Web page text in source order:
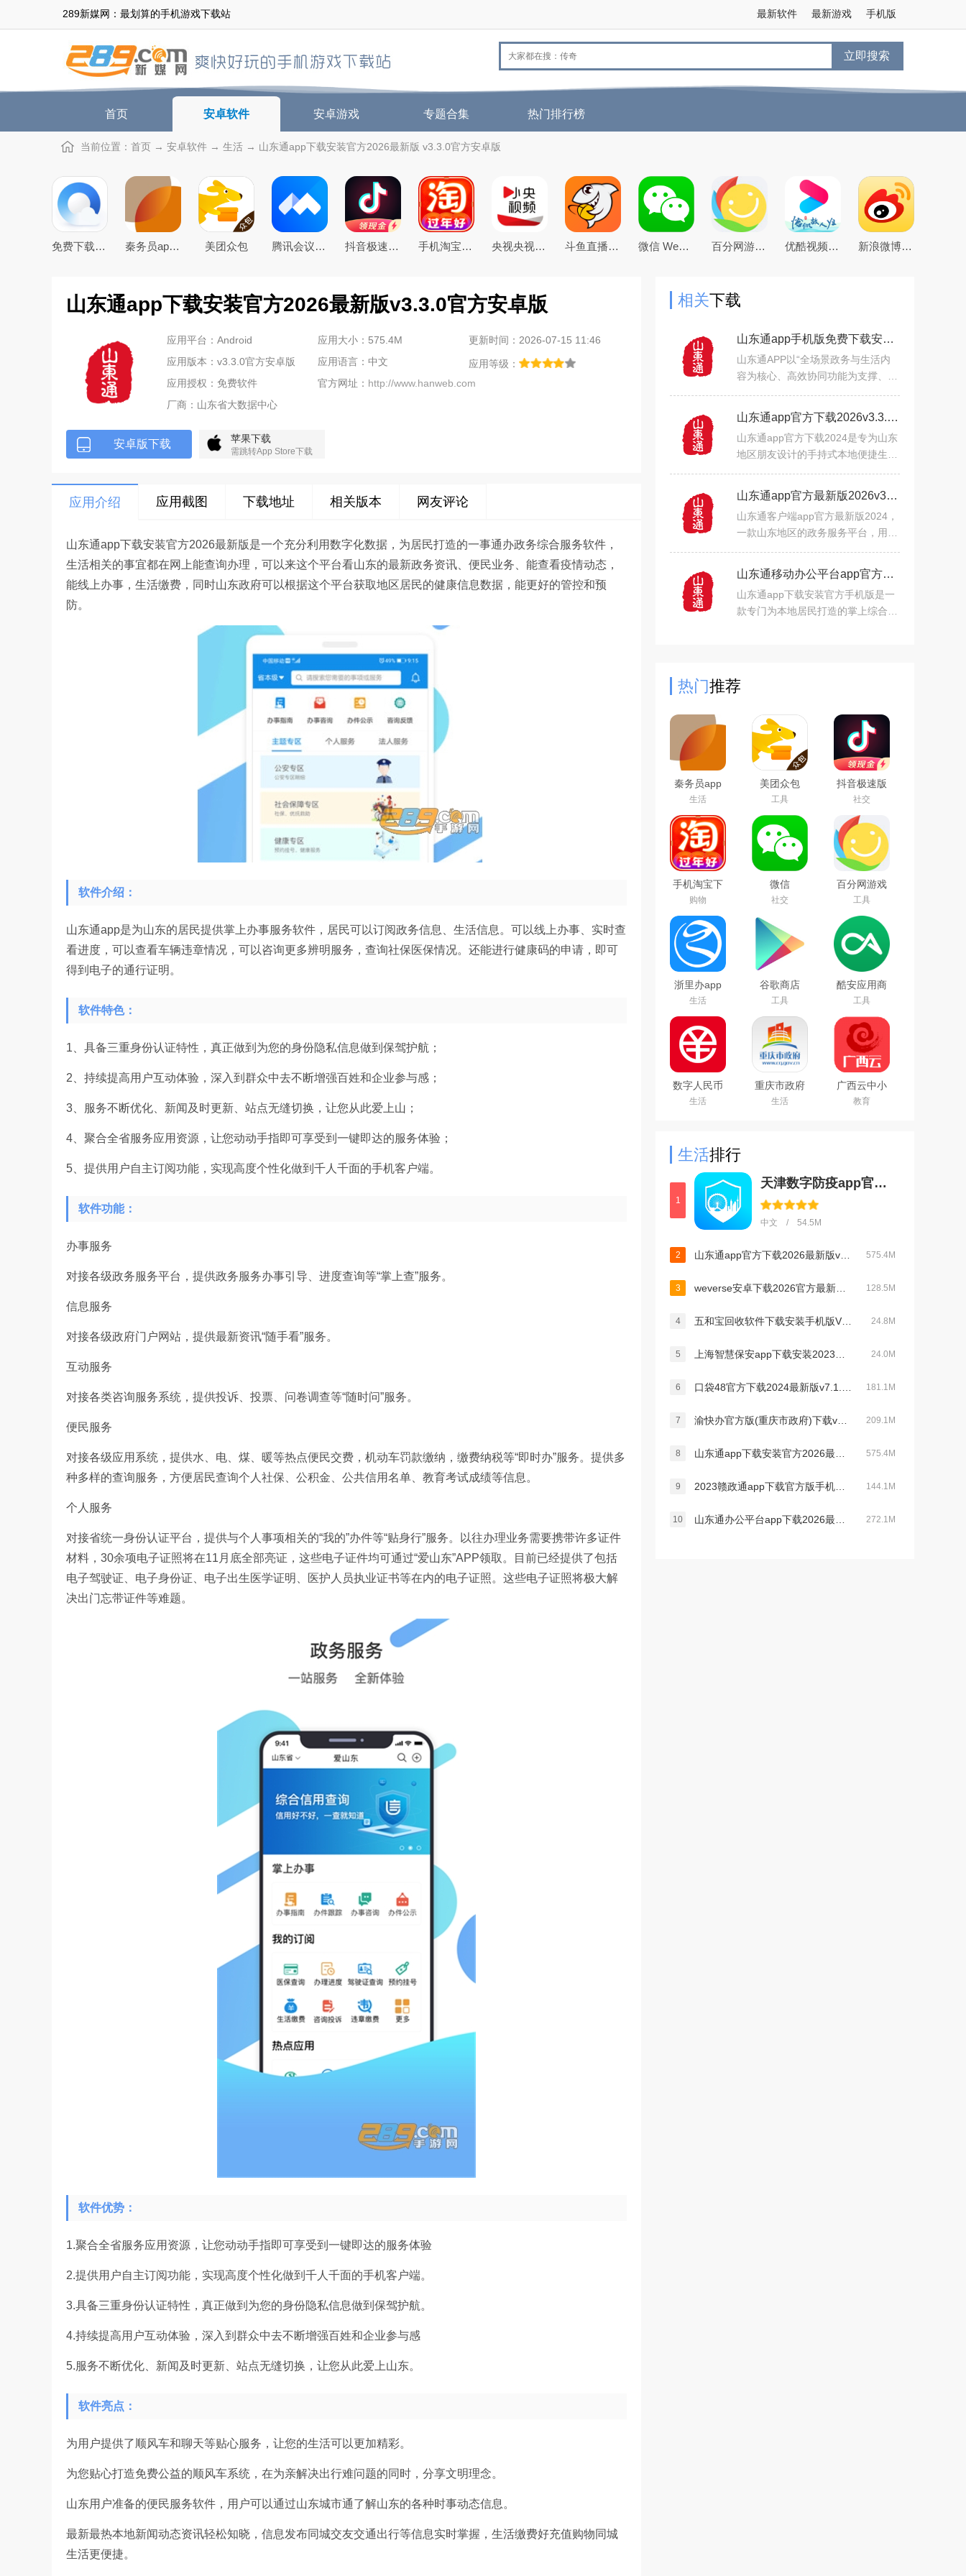
289新媒网：最划算的手机游戏下载站 手机版
最新游戏
最新软件
立即搜索
首页 安卓软件 安卓游戏 专题合集 热门排行榜
当前位置： 首页 → 安卓软件 → 生活 → 山东通app下载安装官方2026最新版 v3.3.0官方安卓版
免费下载2026最新版手机QQ浏览器 秦务员app下载2026最新版 美团众包 腾讯会议app下载安装2026年官方免费版 抖音极速版免费下载2026最新版 手机淘宝下载2026app最新版 央视央视频app下载2026最新版本 斗鱼直播下载2026官方版 微信 WeChat 百分网游戏盒子下载2026新版 优酷视频app下载2026最新版 新浪微博app下载2026官方最新版
山东通app下载安装官方2026最新版v3.3.0官方安卓版
应用平台：Android 应用大小：575.4M
更新时间：2026-07-15 11:46
应用版本：v3.3.0官方安卓版
应用语言：中文
应用等级：
应用授权：免费软件
官方网址： http://www.hanweb.com
厂商： 山东省大数据中心
安卓版下载 苹果下载
需跳转App Store下载
应用介绍 应用截图 下载地址 相关版本 网友评论
山东通app下载安装官方2026最新版是一个充分利用数字化数据，为居民打造的一事通办政务综合服务软件，
生活相关的事宜都在网上能查询办理，可以来这个平台看山东的最新政务资讯、便民业务、能查看疫情动态，
能线上办事，生活缴费，同时山东政府可以根据这个平台获取地区居民的健康信息数据，能更好的管控和预
防。
软件介绍：
山东通app是为山东的居民提供掌上办事服务软件，居民可以订阅政务信息、生活信息。可以线上办事、实时查
看进度，可以查看车辆违章情况，可以咨询更多辨明服务，查询社保医保情况。还能进行健康码的申请，即可
得到电子的通行证明。
软件特色：
1、具备三重身份认证特性，真正做到为您的身份隐私信息做到保驾护航；
2、持续提高用户互动体验，深入到群众中去不断增强百姓和企业参与感；
3、服务不断优化、新闻及时更新、站点无缝切换，让您从此爱上山；
4、聚合全省服务应用资源，让您动动手指即可享受到一键即达的服务体验；
5、提供用户自主订阅功能，实现高度个性化做到千人千面的手机客户端。
软件功能：
办事服务
对接各级政务服务平台，提供政务服务办事引导、进度查询等“掌上查”服务。
信息服务
对接各级政府门户网站，提供最新资讯“随手看”服务。
互动服务
对接各类咨询服务系统，提供投诉、投票、问卷调查等“随时问”服务。
便民服务
对接各级应用系统，提供水、电、煤、暖等热点便民交费，机动车罚款缴纳，缴费纳税等“即时办”服务。提供多
种多样的查询服务，方便居民查询个人社保、公积金、公共信用名单、教育考试成绩等信息。
个人服务
对接省统一身份认证平台，提供与个人事项相关的“我的”办件等“贴身行”服务。以往办理业务需要携带许多证件
材料，30余项电子证照将在11月底全部亮证，这些电子证件均可通过“爱山东”APP领取。目前已经提供了包括
电子驾驶证、电子身份证、电子出生医学证明、医护人员执业证书等在内的电子证照。这些电子证照将极大解
决出门忘带证件等难题。
软件优势：
1.聚合全省服务应用资源，让您动动手指即可享受到一键即达的服务体验
2.提供用户自主订阅功能，实现高度个性化做到千人千面的手机客户端。
3.具备三重身份认证特性，真正做到为您的身份隐私信息做到保驾护航。
4.持续提高用户互动体验，深入到群众中去不断增强百姓和企业参与感
5.服务不断优化、新闻及时更新、站点无缝切换，让您从此爱上山东。
软件亮点：
为用户提供了顺风车和聊天等贴心服务，让您的生活可以更加精彩。
为您贴心打造免费公益的顺风车系统，在为亲解决出行难问题的同时，分享文明理念。
山东用户准备的便民服务软件，用户可以通过山东城市通了解山东的各种时事动态信息。
最新最热本地新闻动态资讯轻松知晓，信息发布同城交友交通出行等信息实时掌握，生活缴费好充值购物同城
生活更便捷。
相关下载
山东通app手机版免费下载安装v3.3.0安卓版
山东通APP以“全场景政务与生活内
容为核心、高效协同功能为支撑、安
整合打破服务壁垒，靠数字化办公提
升政务效率，以安全机制保
山东通app官方下载2026v3.3.0最新版
山东通app官方下载2024是专为山东
地区朋友设计的手持式本地便捷生活
随时随地轻松掌握当地热点新闻，还
可以在线处理各种日常生活
山东通app官方最新版2026v3.3.0安卓版
山东通客户端app官方最新版2024，
一款山东地区的政务服务平台，用户
法规信息、办理证照、提交申请表格
等。软件内部还拥有实时办
山东通移动办公平台app官方最新版2026v3.3.0安卓版
山东通app下载安装官方手机版是一
款专门为本地居民打造的掌上综合服
热门推荐
秦务员app
下载2026最
新版
生活
美团众包
工具
抖音极速版
免费下载
2026最新版
社交
手机淘宝下
载2026app
最新版
购物
微信
WeChat
社交
百分网游戏
盒子下载
2026新版
工具
浙里办app
官方下载
2026手机版
生活
谷歌商店
google play
store最新版
本下载2026
官方版
工具
酷安应用商
店app下载
2026最新版
工具
数字人民币
试点版官方
app安卓版
生活
重庆市政府
渝快办app
官方版
生活
广西云中小
学空中课堂
app
教育
生活排行
1
天津数字防疫app官方版下载安装2023最新版本v1.1.10官方版
中文 / 54.5M
2 575.4M
3 128.5M
4 24.8M
5 24.0M
6 181.1M
7 209.1M
8 575.4M
9 144.1M
10 272.1M